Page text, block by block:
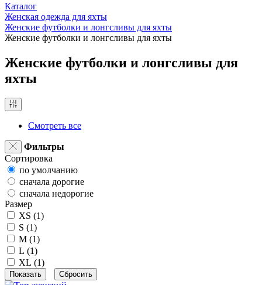
Каталог
Женская одежда для яхты
Женские футболки и лонгсливы для яхты
Женские футболки и лонгсливы для яхты
Женские футболки и лонгсливы для
яхты
Смотреть все
Фильтры
Сортировка
по умолчанию
сначала дорогие
сначала недорогие
Размер
XS (1)
S (1)
M (1)
L (1)
XL (1)